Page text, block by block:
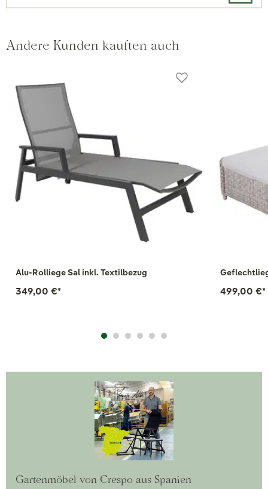
Andere Kunden kauften auch
Alu-Rolliege Sal inkl. Textilbezug
349,00 €* 499,00 €*
Gartenmöbel von Crespo aus Spanien